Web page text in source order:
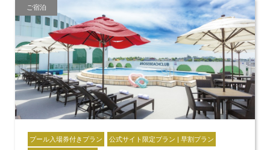
ご宿泊
プール入場券付きプラン 公式サイト限定プラン | 早割プラン